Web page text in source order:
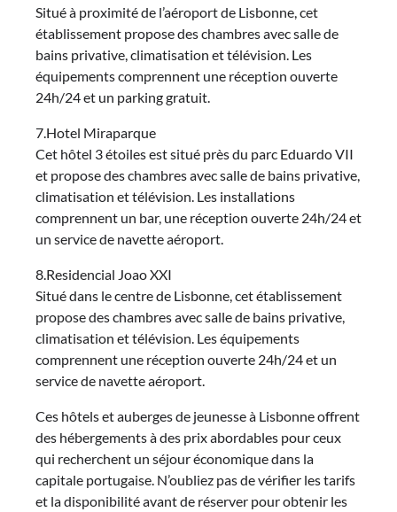
Situé à proximité de l’aéroport de Lisbonne, cet
établissement propose des chambres avec salle de
bains privative, climatisation et télévision. Les
équipements comprennent une réception ouverte
24h/24 et un parking gratuit.
7.Hotel Miraparque
Cet hôtel 3 étoiles est situé près du parc Eduardo VII
et propose des chambres avec salle de bains privative,
climatisation et télévision. Les installations
comprennent un bar, une réception ouverte 24h/24 et
un service de navette aéroport.
8.Residencial Joao XXI
Situé dans le centre de Lisbonne, cet établissement
propose des chambres avec salle de bains privative,
climatisation et télévision. Les équipements
comprennent une réception ouverte 24h/24 et un
service de navette aéroport.
Ces hôtels et auberges de jeunesse à Lisbonne offrent
des hébergements à des prix abordables pour ceux
qui recherchent un séjour économique dans la
capitale portugaise. N’oubliez pas de vérifier les tarifs
et la disponibilité avant de réserver pour obtenir les